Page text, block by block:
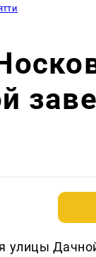
улицы